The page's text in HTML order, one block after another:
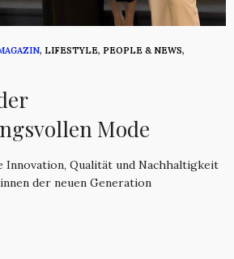
, LIFESTYLE, PEOPLE & NEWS,
Mode
Innovation, Qualität und Nachhaltigkeit
der neuen Generation